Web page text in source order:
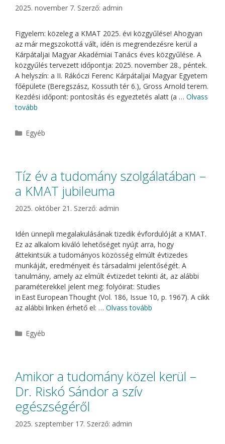
2025. november 7. Szerző: admin
Figyelem: közeleg a KMAT 2025. évi közgyűlése! Ahogyan
az már megszokottá vált, idén is megrendezésre kerül a
Kárpátaljai Magyar Akadémiai Tanács éves közgyűlése. A
közgyűlés tervezett időpontja: 2025. november 28., péntek.
A helyszín: a II. Rákóczi Ferenc Kárpátaljai Magyar Egyetem
főépülete (Beregszász, Kossuth tér 6.), Gross Arnold terem.
Kezdési időpont: pontosítás és egyeztetés alatt (a … Olvass
tovább
Kategória
Egyéb
Tíz év a tudomány szolgálatában –
a KMAT jubileuma
2025. október 21. Szerző: admin
Idén ünnepli megalakulásának tizedik évfordulóját a KMAT.
Ez az alkalom kiváló lehetőséget nyújt arra, hogy
áttekintsük a tudományos közösség elmúlt évtizedes
munkáját, eredményeit és társadalmi jelentőségét. A
tanulmány, amely az elmúlt évtizedet tekinti át, az alábbi
paraméterekkel jelent meg: folyóirat: Studies
in East European Thought (Vol. 186, Issue 10, p. 1967). A cikk
az alábbi linken érhető el: … Olvass tovább
Kategória
Egyéb
Amikor a tudomány közel kerül –
Dr. Riskó Sándor a szív
egészségéről
2025. szeptember 17. Szerző: admin